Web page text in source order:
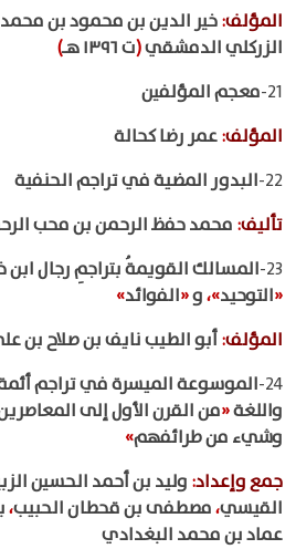
المؤلف:خير الدين بن محمود بن
الزركلي الدمشقي(ت ١٣٩٦ هـ
)
21- معجم المؤلفين
المؤلف:عمر رضا كحالة
22- البدور المضية في تراجم الحنفية
تأليف: محمد حفظ الرحمن بن محب
23- المسالك القويمةُ بتراجمِ رجال
«التوحيد»،و«الفوائد»
المؤلف:أبو الطيب نايف بن صلاح بن
24- الموسوعة الميسرة في تراجم أئمة
واللغة«من القرن الأول إلى
وشيء من طرائفهم»
جمع وإعداد: وليد بن أحمد الحسين
القيسي،مصطفى بن قحطان الحبيب،
عماد بن محمد البغدادي